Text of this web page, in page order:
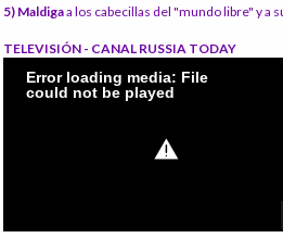
5) Maldigaa los cabecillas del "mundo libre" y a
TELEVISIÓN - CANAL RUSSIA TODAY